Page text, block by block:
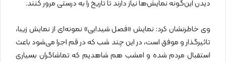
دیدن این‌گونه نمایش‌ها نیاز دارند تا تاریخ را به درستی مرور کنند.
وی خاطرنشان کرد: نمایش «فصل شیدایی» نمونه‌ای از نمایش زیبا،
تاثیرگذار و موفق است، در این چند شب که در قم اجرا می‌شود باعث
استقبال مردم شده و امشب هم شاهدیم که تماشاگران بسیاری